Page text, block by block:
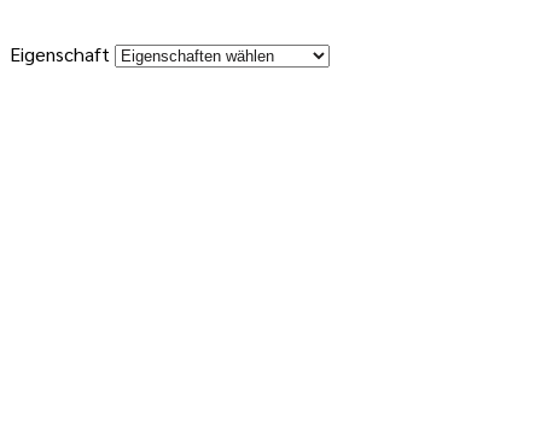
Eigenschaft